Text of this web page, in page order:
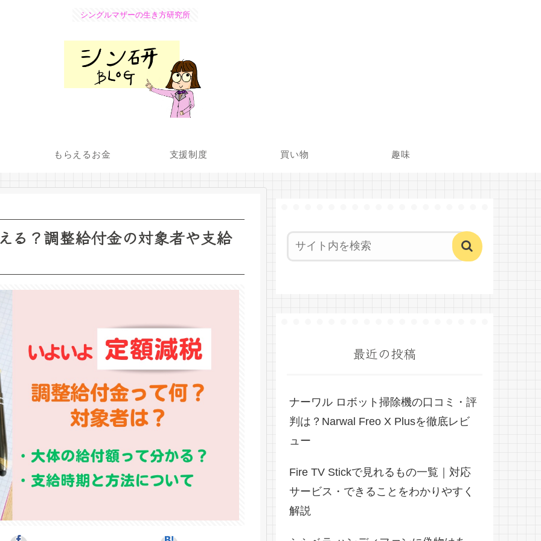
シングルマザーの生き方研究所
もらえるお金 支援制度 買い物 趣味
る？調整給付金の対象者や支給
最近の投稿
ナーワル ロボット掃除機の口コミ・評
判は？Narwal Freo X Plusを徹底レビ
ュー
Fire TV Stickで見れるもの一覧｜対応
サービス・できることをわかりやすく
解説